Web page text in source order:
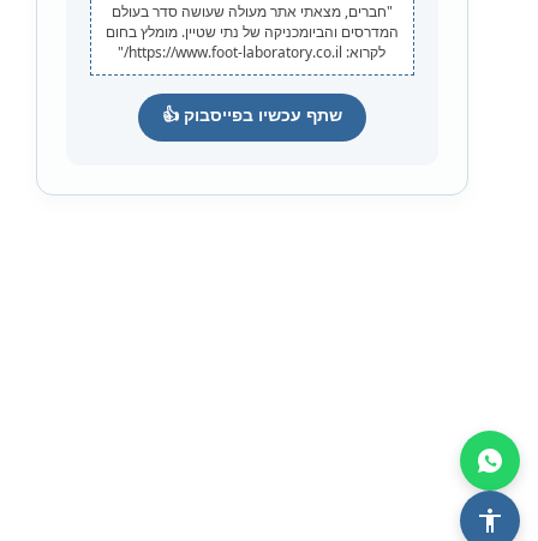
"חברים, מצאתי אתר מעולה שעושה סדר בעולם
המדרסים והביומכניקה של נתי שטיין. מומלץ בחום
לקרוא: https://www.foot-laboratory.co.il/"
שתף עכשיו בפייסבוק 👍